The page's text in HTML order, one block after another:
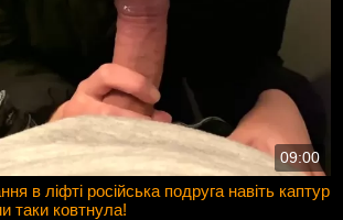
09:00
в ліфті російська подруга навіть каптур
таки ковтнула!